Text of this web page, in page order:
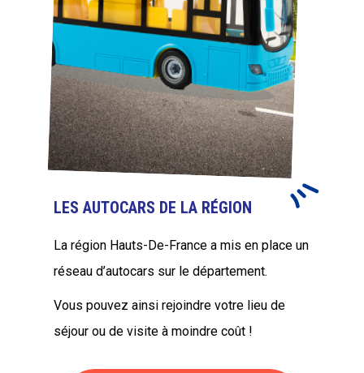
LES AUTOCARS DE LA RÉGION
La région Hauts-De-France a mis en place un
réseau d’autocars sur le département.
Vous pouvez ainsi rejoindre votre lieu de
séjour ou de visite à moindre coût !